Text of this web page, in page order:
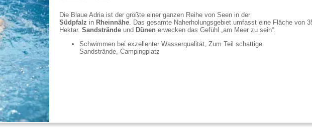
Die Blaue Adria ist der größte einer ganzen Reihe von Seen in der
Südpfalz in Rheinnähe. Das gesamte Naherholungsgebiet umfasst eine Fläche von
Hektar. Sandstrände und Dünen erwecken das Gefühl „am Meer zu sein“.
Schwimmen bei exzellenter Wasserqualität, Zum Teil schattige
Sandstrände, Campingplatz